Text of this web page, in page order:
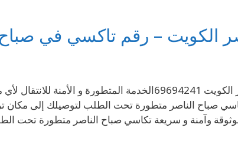
الكويت – رقم تاكسي في صباح
69694241 تاكسي صباح الناصر الكويت 69694241الخدمة
صباح الناصر متطورة تحت الطلب لتوصيلك إلى مكان
وآمنة و سريعة تكاسي صباح الناصر متطورة تحت